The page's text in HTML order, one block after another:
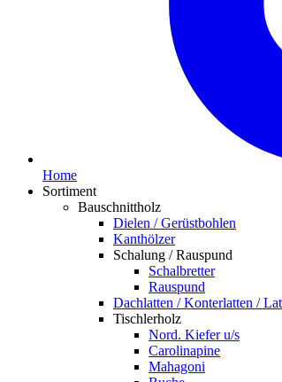
Home
Sortiment
Bauschnittholz
Dielen / Gerüstbohlen
Kanthölzer
Schalung / Rauspund
Schalbretter
Rauspund
Dachlatten / Konterlatten /
Tischlerholz
Nord. Kiefer u/s
Carolinapine
Mahagoni